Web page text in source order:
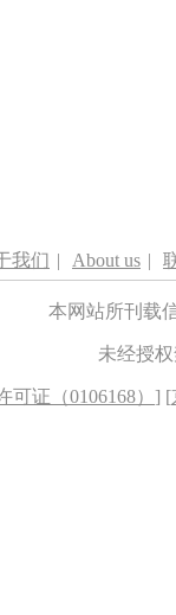
我们 | About us |
本网站所刊载
未经授
证（0106168） ] [